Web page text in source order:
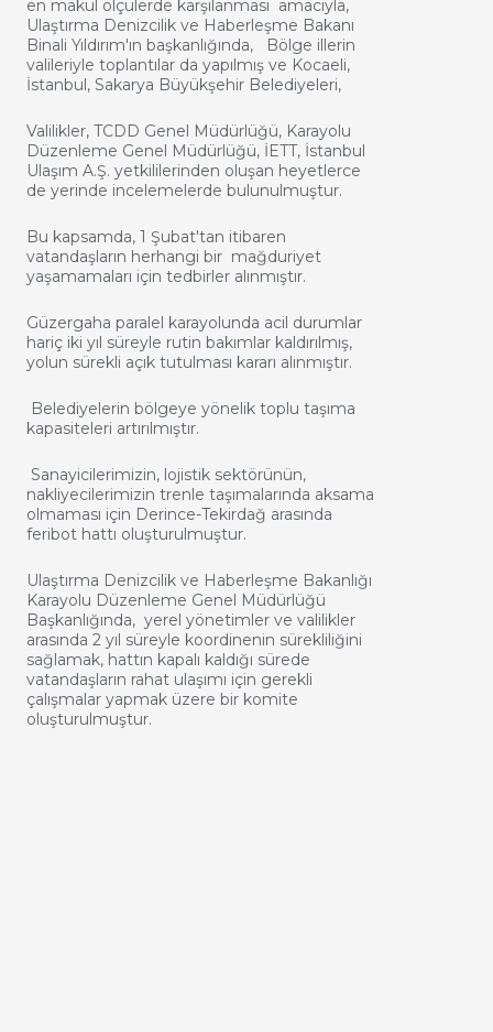
en makul ölçülerde karşılanması amacıyla,
Ulaştırma Denizcilik ve Haberleşme Bakanı
Binali Yıldırım'ın başkanlığında, Bölge illerin
valileriyle toplantılar da yapılmış ve Kocaeli,
İstanbul, Sakarya Büyükşehir Belediyeleri,
Valilikler, TCDD Genel Müdürlüğü, Karayolu
Düzenleme Genel Müdürlüğü, İETT, İstanbul
Ulaşım A.Ş. yetkililerinden oluşan heyetlerce
de yerinde incelemelerde bulunulmuştur.
Bu kapsamda, 1 Şubat'tan itibaren
vatandaşların herhangi bir mağduriyet
yaşamamaları için tedbirler alınmıştır.
Güzergaha paralel karayolunda acil durumlar
hariç iki yıl süreyle rutin bakımlar kaldırılmış,
yolun sürekli açık tutulması kararı alınmıştır.
Belediyelerin bölgeye yönelik toplu taşıma
kapasiteleri artırılmıştır.
Sanayicilerimizin, lojistik sektörünün,
nakliyecilerimizin trenle taşımalarında aksama
olmaması için Derince-Tekirdağ arasında
feribot hattı oluşturulmuştur.
Ulaştırma Denizcilik ve Haberleşme Bakanlığı
Karayolu Düzenleme Genel Müdürlüğü
Başkanlığında, yerel yönetimler ve valilikler
arasında 2 yıl süreyle koordinenin sürekliliğini
sağlamak, hattın kapalı kaldığı sürede
vatandaşların rahat ulaşımı için gerekli
çalışmalar yapmak üzere bir komite
oluşturulmuştur.